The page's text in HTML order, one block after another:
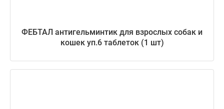
ФЕБТАЛ антигельминтик для взрослых собак и
кошек уп.6 таблеток (1 шт)